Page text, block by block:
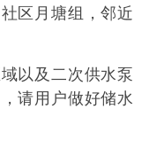
区月塘组，邻近
以及二次供水泵
请用户做好储水